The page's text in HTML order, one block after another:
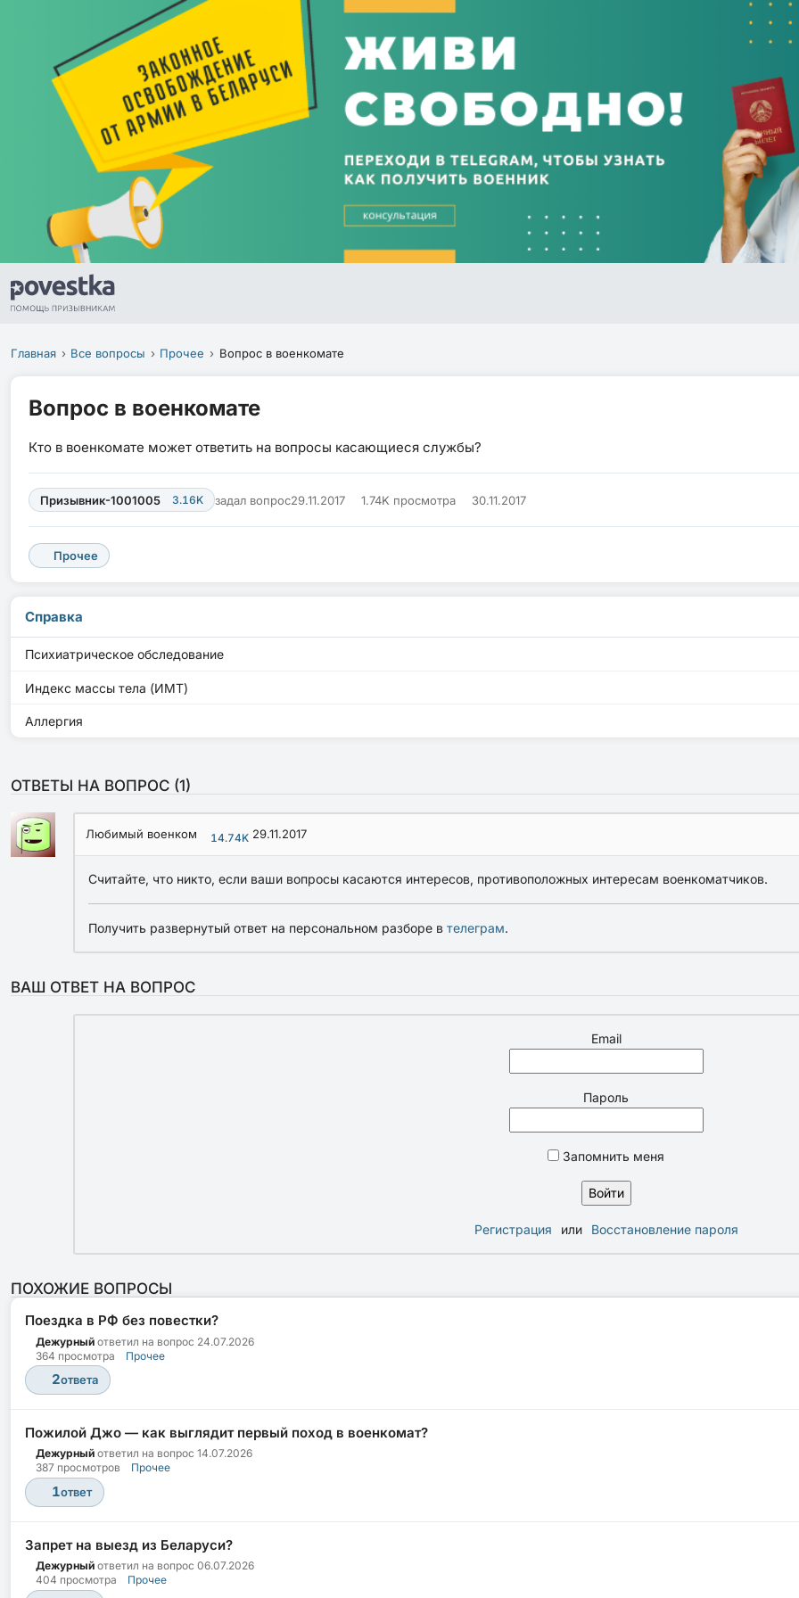
Главная Все вопросы Прочее Вопрос в военкомате
Вопрос в военкомате
Кто в военкомате может ответить на вопросы касающиеся службы?
Призывник-1001005 3.16K задал вопрос29.11.2017 1.74K просмотра 30.11.2017
Прочее
Справка
Психиатрическое обследование
Индекс массы тела (ИМТ)
Аллергия
ОТВЕТЫ НА ВОПРОС (1)
Любимый военком 14.74K 29.11.2017
Считайте, что никто, если ваши вопросы касаются интересов, противоположных интересам военкоматчиков.
Получить развернутый ответ на персональном разборе в телеграм.
ВАШ ОТВЕТ НА ВОПРОС
Email
Пароль
Запомнить меня
Регистрация или Восстановление пароля
ПОХОЖИЕ ВОПРОСЫ
Поездка в РФ без повестки?
Дежурный ответил на вопрос 24.07.2026
364 просмотра
Прочее
2ответа
Пожилой Джо — как выглядит первый поход в военкомат?
Дежурный ответил на вопрос 14.07.2026
387 просмотров
Прочее
1ответ
Запрет на выезд из Беларуси?
Дежурный ответил на вопрос 06.07.2026
404 просмотра
Прочее